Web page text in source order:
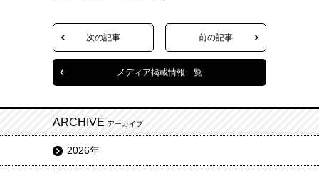
次の記事 前の記事
メディア掲載情報一覧
ARCHIVE アーカイブ
2026年